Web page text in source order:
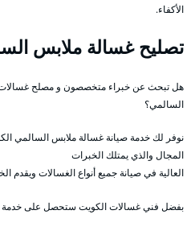
الأكفاء.
تصليح غسالة ملابس
هل تبحث عن خبراء متخصصون و مصلح
السالمي؟
نوفر لك خدمة صيانة غسالة ملابس السالمي
المجال والذي يمتلك الخبرات
العالية في صيانة جميع أنواع الغسالات ويقدم
بفضل فني غسالات الكويت ستحصل على خدمة